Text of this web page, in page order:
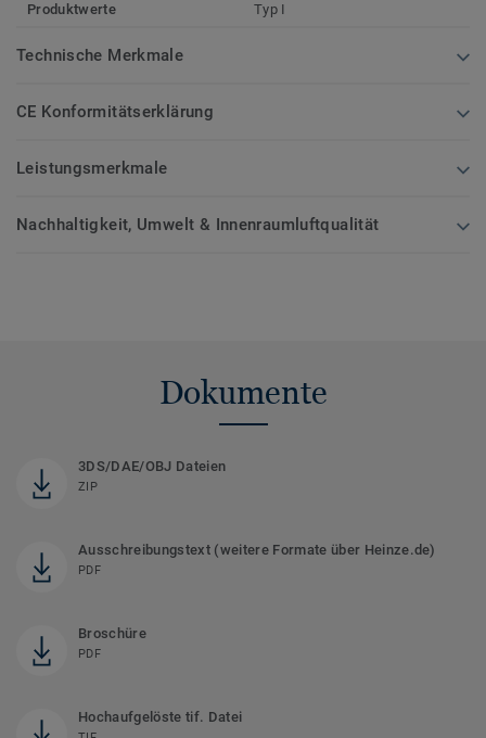
Produktwerte Typ I
Technische Merkmale
CE Konformitätserklärung
Leistungsmerkmale
Nachhaltigkeit, Umwelt & Innenraumluftqualität
Dokumente
3DS/DAE/OBJ Dateien
ZIP
Ausschreibungstext (weitere Formate über Heinze.de)
PDF
Broschüre
PDF
Hochaufgelöste tif. Datei